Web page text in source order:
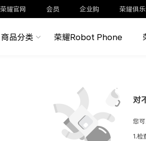
荣耀官网 会员 企业购 荣耀俱
商品分类 荣耀Robot Phone
对
您
1.检